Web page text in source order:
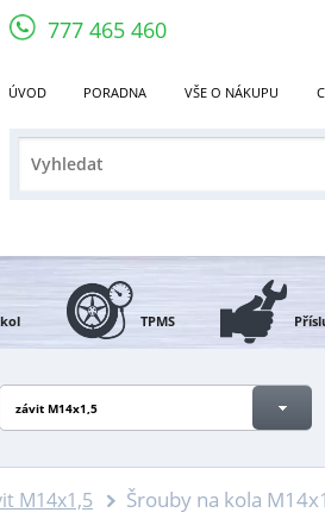
777 465 460
ÚVOD PORADNA VŠE O NÁKUPU
TPMS
závit M14x1,5
M14x1,5 Šrouby na kola